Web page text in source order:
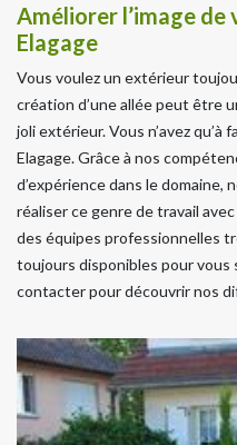
Améliorer l’image de
Elagage
Vous voulez un extérieur
création d’une allée peut être
joli extérieur. Vous n’avez qu’à
Elagage. Grâce à nos
d’expérience dans le domaine,
réaliser ce genre de travail
des équipes professionnelles
toujours disponibles pour vous
contacter pour découvrir nos